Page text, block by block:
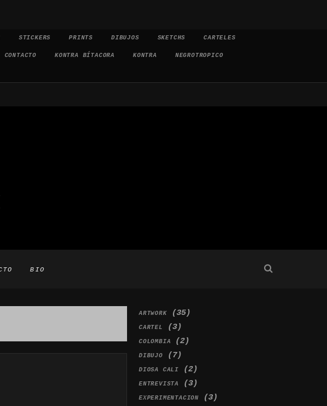
STICKERS PRINTS DIBUJOS SKETCHS CARTELES
CONTACTO KONTRA BÍTACORA KONTRA NEGROTROPICO
BIO
ARTWORK(35)
CARTEL (3)
COLOMBIA (2)
DIBUJO (7)
DIOSA CALI (2)
ENTREVISTA (3)
EXPERIMENTACION (3)